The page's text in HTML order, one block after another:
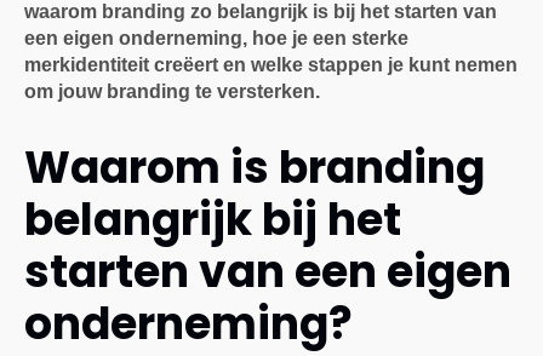
waarom branding zo belangrijk is bij het starten van
een eigen onderneming, hoe je een sterke
merkidentiteit creëert en welke stappen je kunt nemen
om jouw branding te versterken.
Waarom is branding
belangrijk bij het
starten van een eigen
onderneming?